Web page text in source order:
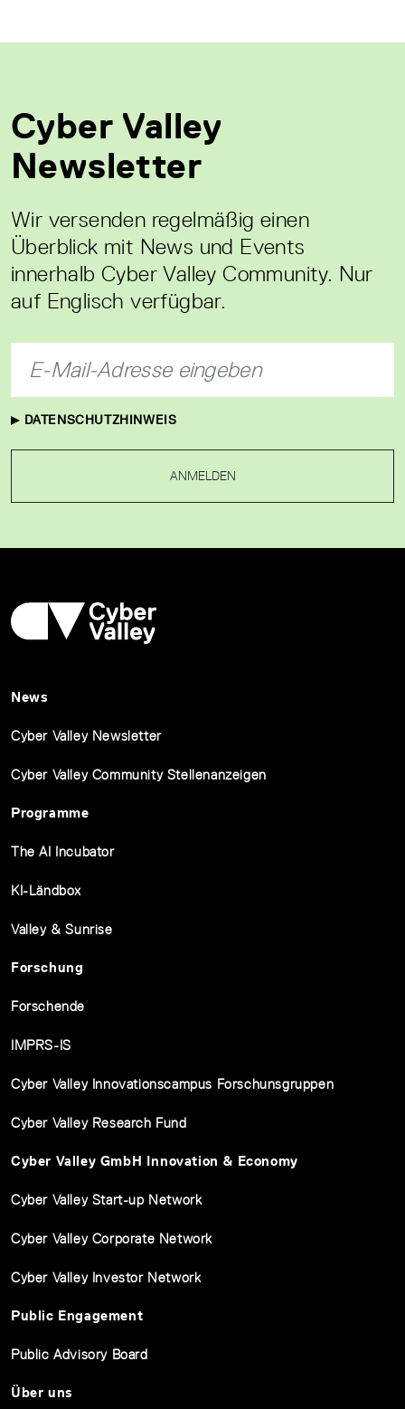
Cyber Valley
Newsletter
Wir versenden regelmäßig einen
Überblick mit News und Events
innerhalb Cyber Valley Community. Nur
auf Englisch verfügbar.
DATENSCHUTZHINWEIS
ANMELDEN
News
Cyber Valley Newsletter
Cyber Valley Community Stellenanzeigen
Programme
The AI Incubator
KI-Ländbox
Valley & Sunrise
Forschung
Forschende
IMPRS-IS
Cyber Valley Innovationscampus Forschunsgruppen
Cyber Valley Research Fund
Cyber Valley GmbH Innovation & Economy
Cyber Valley Start-up Network
Cyber Valley Corporate Network
Cyber Valley Investor Network
Public Engagement
Public Advisory Board
Über uns